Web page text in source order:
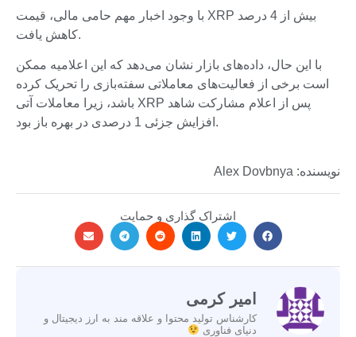
با وجود اخبار مهم حامی مالی، قیمت XRP بیش از 4 درصد
کاهش یافت.
با این حال، داده‌های بازار نشان می‌دهد که این اعلامیه ممکن
است برخی از فعالیت‌های معاملاتی سفته‌بازی را تحریک کرده
باشد، زیرا معاملات آتی XRP پس از اعلام مشارکت شاهد
افزایش جزئی 1 درصدی در بهره باز بود.
نویسنده: Alex Dovbnya
اشتراک گذاری و حمایت
امیر کرمی
کارشناس تولید محتوا و علاقه مند به ارز دیجیتال و
دنیای فناوری